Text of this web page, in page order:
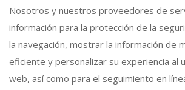
Nosotros y nuestros proveedores de
información para la protección de la
la navegación, mostrar la información de
eficiente y personalizar su experiencia al
web, así como para el seguimiento en